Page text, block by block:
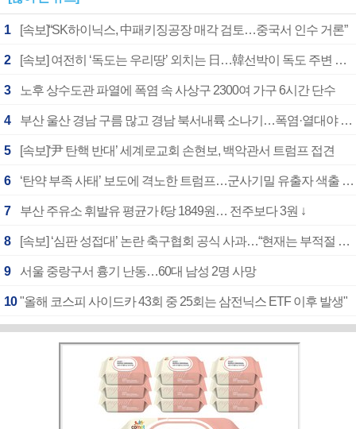
1 [속보]“SK하이닉스, 中패키징공장 매각 검토…중국서 인수 거론”
2 [속보] 여전히 ‘독도는 우리땅’ 외치는 日…韓선박이 독도 주변 해양조사 활동하자 반발
3 노후 상수도관 파열에 폭염 속 사상구 2300여 가구 6시간 단수
4 부산 울산 경남 구름 많고 경남 북서내륙 소나기…폭염·열대야 계속
5 [속보]‘尹 탄핵 반대’ 세계로교회 손현보, 백악관서 트럼프 접견
6 ‘탄약 부족 사태’ 보도에 격노한 트럼프…군사기밀 유출자 색출 지시
7 부산 주유소 휘발유 평균가 ℓ당 1849원… 전주보다 3원 ↓
8 [속보] ‘심판 성접대’ 논란 축구협회 공식 사과…“현재는 부적절 행위 없어”
9 서울 중랑구서 흉기 난동…60대 남성 2명 사망
10 "올해 코스피 사이드카 43회 중 25회는 삼전닉스 ETF 이후 발생"